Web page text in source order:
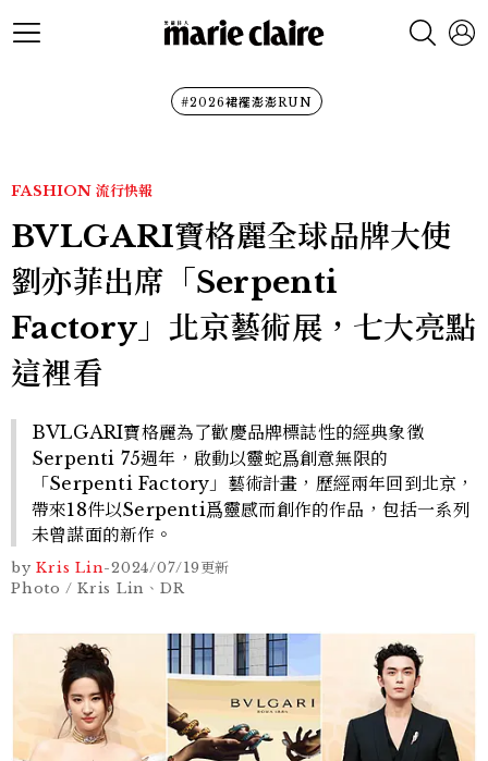
#2026裙襬澎澎RUN
FASHION 流行快報
BVLGARI寶格麗全球品牌大使
劉亦菲出席「Serpenti
Factory」北京藝術展，七大亮點
這裡看
BVLGARI寶格麗為了歡慶品牌標誌性的經典象徵
Serpenti 75週年，啟動以靈蛇爲創意無限的
「Serpenti Factory」藝術計畫，歷經兩年回到北京，
帶來18件以Serpenti爲靈感而創作的作品，包括一系列
未曾謀面的新作。
by Kris Lin-2024/07/19更新
Photo / Kris Lin、DR